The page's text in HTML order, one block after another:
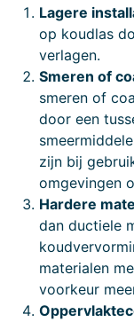
Lagere
op koudlas
verlagen.
Smeren of
smeren of
door een
zijn bij
omgevingen
Hardere
dan ductiele
materialen
voorkeur